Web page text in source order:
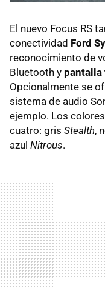
El nuevo Focus RS
conectividad Ford
reconocimiento de
Bluetooth y pantalla
Opcionalmente se
sistema de audio
ejemplo. Los
cuatro: gris Stealth,
azul Nitrous.